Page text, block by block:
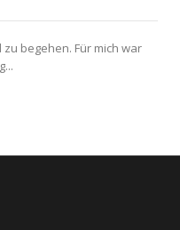
begehen. Für mich war